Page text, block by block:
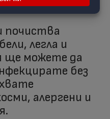
почиства
легла и
ще можете да
без
алергени и